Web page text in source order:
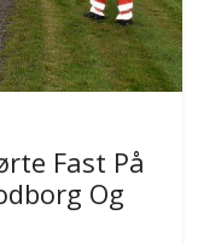
Fast På
Og